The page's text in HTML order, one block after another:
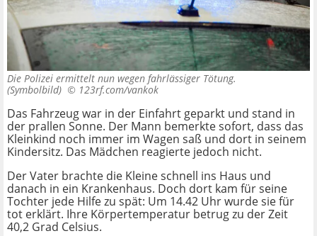
Die Polizei ermittelt nun wegen fahrlässiger Tötung.
(Symbolbild) © 123rf.com/vankok
Das Fahrzeug war in der Einfahrt geparkt und stand in
der prallen Sonne. Der Mann bemerkte sofort, dass das
Kleinkind noch immer im Wagen saß und dort in seinem
Kindersitz. Das Mädchen reagierte jedoch nicht.
Der Vater brachte die Kleine schnell ins Haus und
danach in ein Krankenhaus. Doch dort kam für seine
Tochter jede Hilfe zu spät: Um 14.42 Uhr wurde sie für
tot erklärt. Ihre Körpertemperatur betrug zu der Zeit
40,2 Grad Celsius.